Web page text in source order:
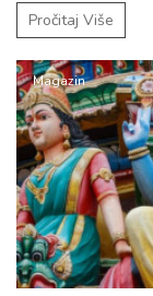
Pročitaj Više
Magazin